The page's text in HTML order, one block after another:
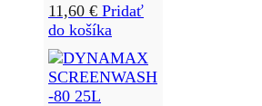
11,60 € Pridať
do košíka